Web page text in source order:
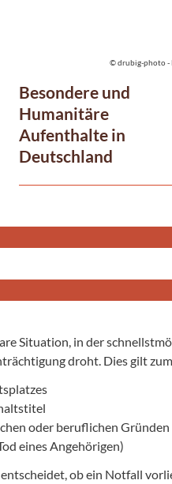
Besondere und
Humanitäre
Aufenthalte in
Deutschland
© drubig-photo -
Situation, in der
droht. Dies gilt
oder beruflichen
eines Angehörigen)
ob ein Notfall